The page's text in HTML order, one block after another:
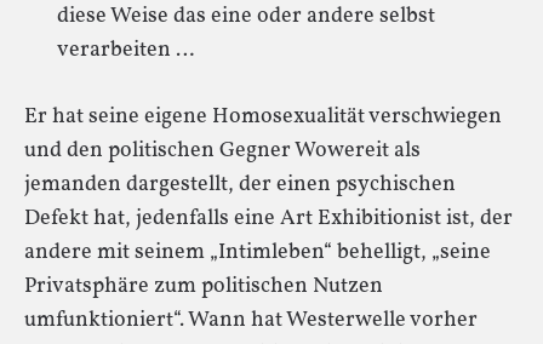
diese Weise das eine oder andere selbst
verarbeiten …
Er hat seine eigene Homosexualität verschwiegen
und den politischen Gegner Wowereit als
jemanden dargestellt, der einen psychischen
Defekt hat, jedenfalls eine Art Exhibitionist ist, der
andere mit seinem „Intimleben“ behelligt, „seine
Privatsphäre zum politischen Nutzen
umfunktioniert“. Wann hat Westerwelle vorher